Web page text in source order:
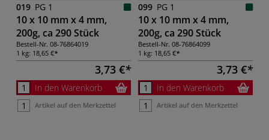
019 PG 1
10 x 10 mm x 4 mm,
200g, ca 290 Stück
Bestell-Nr. 08-76864019
1 kg: 18,65 €
3,73 €
In den Warenkorb
Artikel auf den Merkzettel
099 PG 1
10 x 10 mm x 4 mm,
200g, ca 290 Stück
Bestell-Nr. 08-76864099
1 kg: 18,65 €
3,73 €
In den Warenkorb
Artikel auf den Merkzettel